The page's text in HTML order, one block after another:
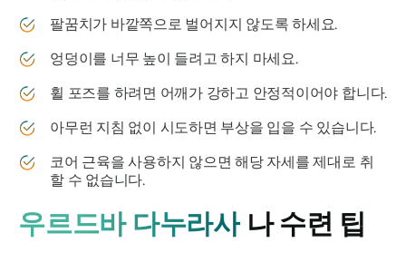
팔꿈치가 바깥쪽으로 벌어지지 않도록 하세요.
엉덩이를 너무 높이 들려고 하지 마세요.
휠 포즈를 하려면 어깨가 강하고 안정적이어야 합니다.
아무런 지침 없이 시도하면 부상을 입을 수 있습니다.
코어 근육을 사용하지 않으면 해당 자세를 제대로 취
할 수 없습니다.
우르드바 다누라사나 수련 팁